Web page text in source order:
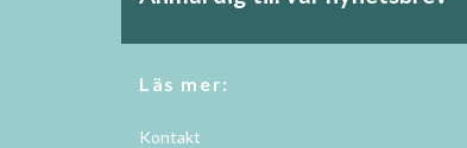
Läs mer:
Kontakt